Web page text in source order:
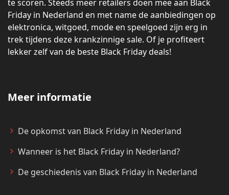
te scoren. Steeds meer retailers doen mee aan Black
Friday in Nederland en met name de aanbiedingen op
elektronica, witgoed, mode en speelgoed zijn erg in
trek tijdens deze krankzinnige sale. Of je profiteert
lekker zelf van de beste Black Friday deals!
Meer informatie
De opkomst van Black Friday in Nederland
Wanneer is het Black Friday in Nederland?
De geschiedenis van Black Friday in Nederland